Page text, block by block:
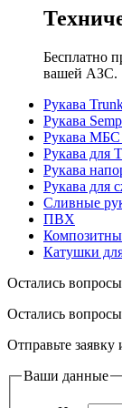
Бесплатно
вашей АЗС.
Рукава
Рукава
Рукава МБС
Рукава для
Рукава
Рукава для
Сливные
ПВХ
Катушки
Остались
Остались
Отправьте
Ваши данные